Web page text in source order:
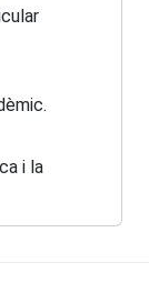
i la